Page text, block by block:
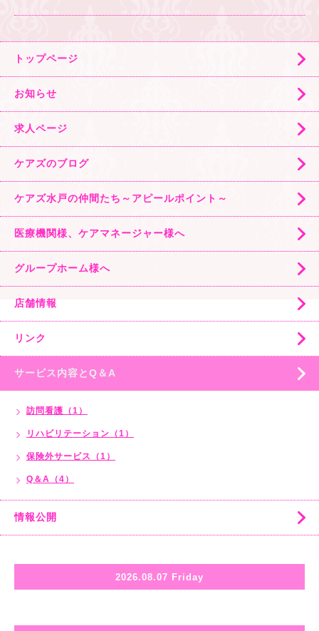
トップページ
お知らせ
求人ページ
ケアズのブログ
ケアズ水戸の仲間たち～アピールポイント～
医療機関様、ケアマネージャー様へ
グループホーム様へ
店舗情報
リンク
サービス内容とQ＆A
訪問看護（1）
リハビリテーション（1）
保険外サービス（1）
Q＆A（4）
情報公開
2026.08.07 Friday